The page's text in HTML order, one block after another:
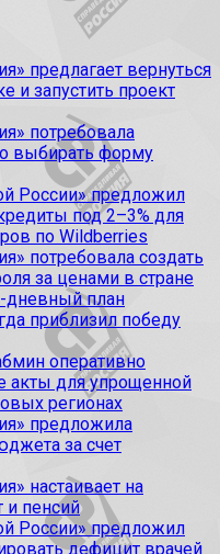
предлагает вернуться
и запустить проект
потребовала
выбирать форму
России» предложил
под 2–3% для
по Wildberries
потребовала создать
за ценами в стране
дневный план
приблизил победу
оперативно
акты для упрощенной
регионах
предложила
за счет
настаивает на
и пенсий
России» предложил
дефицит врачей